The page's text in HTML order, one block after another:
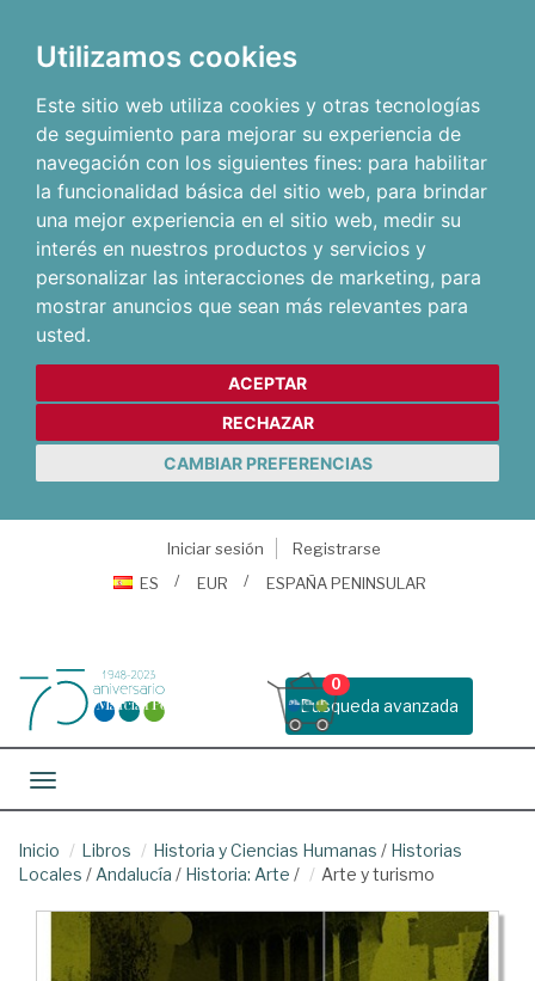
Utilizamos cookies
Este sitio web utiliza cookies y otras tecnologías
de seguimiento para mejorar su experiencia de
navegación con los siguientes fines: para habilitar
la funcionalidad básica del sitio web, para brindar
una mejor experiencia en el sitio web, medir su
interés en nuestros productos y servicios y
personalizar las interacciones de marketing, para
mostrar anuncios que sean más relevantes para
usted.
ACEPTAR
RECHAZAR
CAMBIAR PREFERENCIAS
Iniciar sesión
Registrarse
ES
EUR ESPAÑA PENINSULAR
Busqueda avanzada
0
Toggle navigation
Inicio Libros Historia y Ciencias Humanas / Historias
Locales / Andalucía / Historia: Arte / Arte y turismo